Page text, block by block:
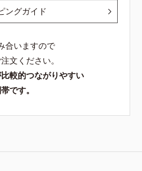
ングガイド
合いますので
文ください。
較的つながりやすい
です。